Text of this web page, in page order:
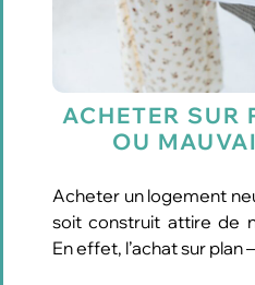
ACHETER SUR
OU
Acheter un logement
soit construit attire de
En effet, l’achat sur plan